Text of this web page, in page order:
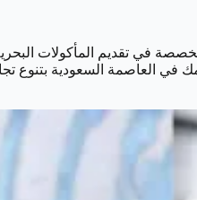
في تقديم المأكولات
في العاصمة السعودية بتنوع